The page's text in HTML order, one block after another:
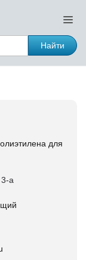
Найти
для
а